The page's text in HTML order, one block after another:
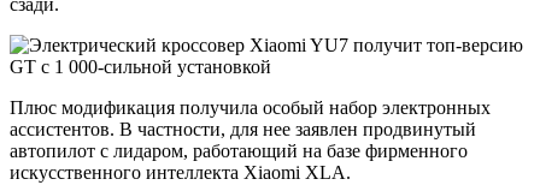
Плюс модификация получила особый набор электронных
ассистентов. В частности, для нее заявлен продвинутый
автопилот с лидаром, работающий на базе фирменного
искусственного интеллекта Xiaomi XLA.